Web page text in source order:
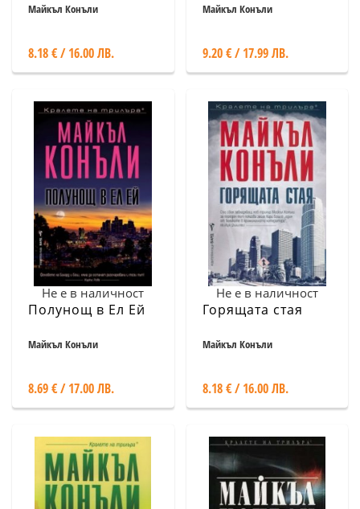
Майкъл Конъли
8.18 € / 16.00 ЛВ.
Майкъл Конъли
9.20 € / 17.99 ЛВ.
Не е в наличност
Полунощ в Ел Ей
Майкъл Конъли
8.69 € / 17.00 ЛВ.
Не е в наличност
Горящата стая
Майкъл Конъли
8.18 € / 16.00 ЛВ.